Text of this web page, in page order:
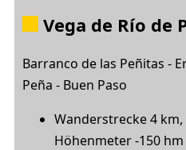
Vega de Río de
Barranco de las Peñitas -
Peña - Buen Paso
Wanderstrecke 4 km,
Höhenmeter -150 hm